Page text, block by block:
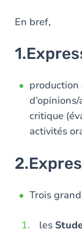
En bref,
production
critique
activités
Trois
les